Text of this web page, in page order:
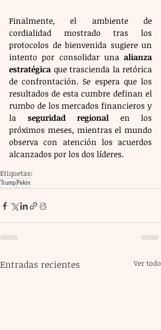
Finalmente, el ambiente de
cordialidad mostrado tras los
protocolos de bienvenida sugiere un
intento por consolidar una alianza
estratégica que trascienda la retórica
de confrontación. Se espera que los
resultados de esta cumbre definan el
rumbo de los mercados financieros y
la seguridad regional en los
próximos meses, mientras el mundo
observa con atención los acuerdos
alcanzados por los dos líderes.
Etiquetas:
TrumpPekin
Entradas recientes Ver todo